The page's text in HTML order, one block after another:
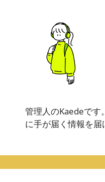
管理人のKaedeです
に手が届く情報を届